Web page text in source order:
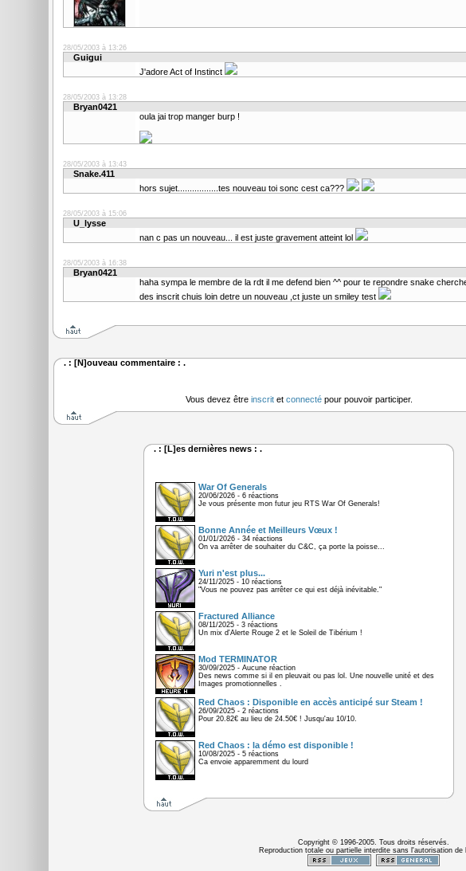
28/05/2003 à 13:26
Guigui
J'adore Act of Instinct
28/05/2003 à 13:28
Bryan0421
oula jai trop manger burp !
28/05/2003 à 13:43
Snake.411
hors sujet.................tes nouveau toi sonc cest ca???
28/05/2003 à 15:06
U_lysse
nan c pas un nouveau... il est juste gravement atteint lol
28/05/2003 à 16:38
Bryan0421
haha sympa le membre de la rdt il me defend bien ^^ pour te repondre snake
des inscrit chuis loin detre un nouveau ,ct juste un smiley test
. : [N]ouveau commentaire : .
Vous devez être inscritet connectépour pouvoir participer.
. : [L]es dernières news : .
War Of Generals
20/06/2026 - 6 réactions
Je vous présente mon futur jeu RTS War Of Generals!
Bonne Année et Meilleurs Vœux !
01/01/2026 - 34 réactions
On va arrêter de souhaiter du C&C, ça porte la poisse...
Yuri n'est plus...
24/11/2025 - 10 réactions
"Vous ne pouvez pas arrêter ce qui est déjà inévitable."
Fractured Alliance
08/11/2025 - 3 réactions
Un mix d'Alerte Rouge 2 et le Soleil de Tibérium !
Mod TERMINATOR
30/09/2025 - Aucune réaction
Des news comme si il en pleuvait ou pas lol. Une nouvelle unité et des
Images promotionnelles .
Red Chaos : Disponible en accès anticipé sur Steam !
26/09/2025 - 2 réactions
Pour 20.82€ au lieu de 24.50€ ! Jusqu'au 10/10.
Red Chaos : la démo est disponible !
10/08/2025 - 5 réactions
Ca envoie apparemment du lourd
Copyright © 1996-2005. Tous droits réservés.
Reproduction totale ou partielle interdite sans l'autorisation de